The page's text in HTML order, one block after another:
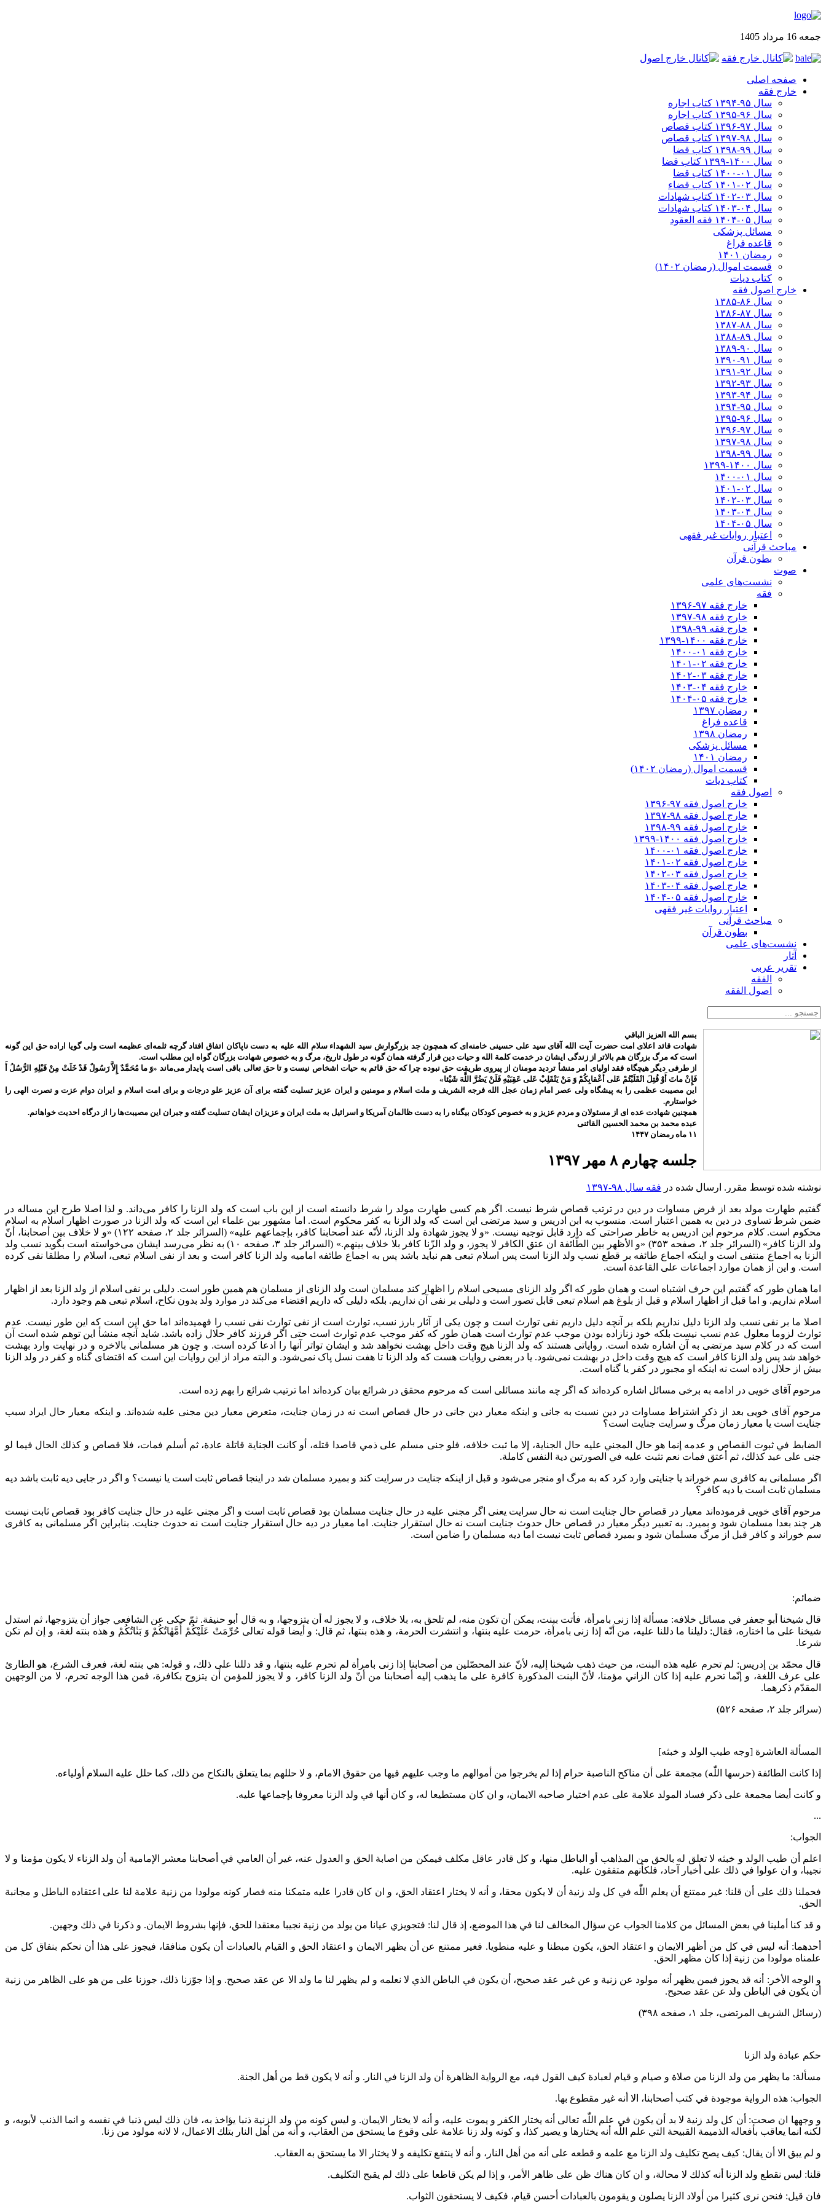
جمعه 16 مرداد 1405
صفحه اصلی
خارج فقه
سال ۹۵-۱۳۹۴ کتاب اجاره
سال ۹۶-۱۳۹۵ کتاب اجاره
سال ۹۷-۱۳۹۶ کتاب قصاص
سال ۹۸-۱۳۹۷ کتاب قصاص
سال ۹۹-۱۳۹۸‍ کتاب قضا
سال ۱۴۰۰-۱۳۹۹ کتاب قضا
سال ۰۱-۱۴۰۰ کتاب قضا
سال ۰۲-۱۴۰۱ کتاب قضاء
سال ۰۳-۱۴۰۲ کتاب شهادات
سال ۰۴-۱۴۰۳ کتاب شهادات
سال ۰۵-۱۴۰۴ فقه العقود
مسائل پزشکی
قاعده فراغ
رمضان ۱۴۰۱
قسمت اموال (رمضان ۱۴۰۲)
کتاب دیات
خارج اصول فقه
سال ۸۶-۱۳۸۵
سال ۸۷-۱۳۸۶
سال ۸۸-۱۳۸۷
سال ۸۹-۱۳۸۸
سال ۹۰-۱۳۸۹
سال ۹۱-۱۳۹۰
سال ۹۲-۱۳۹۱
سال ۹۳-۱۳۹۲
سال ۹۴-۱۳۹۳
سال ۹۵-۱۳۹۴
سال ۹۶-۱۳۹۵
سال ۹۷-۱۳۹۶
سال ۹۸-۱۳۹۷
سال ۹۹-۱۳۹۸‍
سال ۱۴۰۰-۱۳۹۹
سال ۰۱-۱۴۰۰
سال ۰۲-۱۴۰۱
سال ۰۳-۱۴۰۲
سال ۰۴-۱۴۰۳
سال ۰۵-۱۴۰۴
اعتبار روایات غیر فقهی
مباحث قرآنی
بطون قرآن
صوت
نشست‌های علمی
فقه
خارج فقه ۹۷-۱۳۹۶
خارج فقه ۹۸-۱۳۹۷
خارج فقه ۹۹-۱۳۹۸
خارج فقه ۱۴۰۰-۱۳۹۹
خارج فقه ۰۱-۱۴۰۰
خارج فقه ۰۲-۱۴۰۱
خارج فقه ۰۳-۱۴۰۲
خارج فقه ۰۴-۱۴۰۳
خارج فقه ۰۵-۱۴۰۴
رمضان ۱۳۹۷
قاعده فراغ
رمضان ۱۳۹۸
مسائل پزشکی
رمضان ۱۴۰۱
قسمت اموال (رمضان ۱۴۰۲)
کتاب دیات
اصول فقه
خارج اصول فقه ۹۷-۱۳۹۶
خارج اصول فقه ۹۸-۱۳۹۷
خارج اصول فقه ۹۹-۱۳۹۸
خارج اصول فقه ۱۴۰۰-۱۳۹۹
خارج اصول فقه ۰۱-۱۴۰۰
خارج اصول فقه ۰۲-۱۴۰۱
خارج اصول فقه ۰۳-۱۴۰۲
خارج اصول فقه ۰۴-۱۴۰۳
خارج اصول فقه ۰۵-۱۴۰۴
اعتبار روایات غیر فقهی
مباحث قرآنی
بطون قرآن
نشست‌های علمی
آثار
تقریر عربی
الفقه
اصول الفقه
بسم الله العزیز الباقي
شهادت قائد اعلای امت حضرت آیت الله آقای سید علی حسینی خامنه‌ای که همچون جد بزرگوارش سید الشهداء سلام الله علیه به دست ناپاکان اتفاق افتاد گرچه ثلمه‌ای عظیمه است ولی گویا اراده حق این گونه
است که مرگ بزرگان هم بالاتر از زندگی ایشان در خدمت کلمة الله و حیات دین قرار گرفته همان گونه در طول تاریخ، مرگ و به خصوص شهادت بزرگان گواه این مطلب است.
از طرفی دیگر هیچگاه فقد اولیای امر منشأ تردید مومنان از پیروی طریقت حق نبوده چرا که حق قائم به حیات اشخاص نیست و تا حق تعالی باقی است پایدار می‌ماند «وَ ما مُحَمَّدٌ إِلاَّ رَسُولٌ قَدْ خَلَتْ مِنْ قَبْلِهِ الرُّسُلُ أَ
فَإِنْ ماتَ أَوْ قُتِلَ انْقَلَبْتُمْ عَلى‌ أَعْقابِكُمْ وَ مَنْ يَنْقَلِبْ عَلى‌ عَقِبَيْهِ فَلَنْ يَضُرَّ اللَّهَ شَيْئا»
این مصیبت عظمی را به پیشگاه ولی عصر امام زمان عجل الله فرجه الشریف و ملت اسلام و مومنین و ایران عزیز تسلیت گفته برای آن عزیز علو درجات و برای امت اسلام و ایران دوام عزت و نصرت الهی را
خواستارم.
همچنین شهادت عده ای از مسئولان و مردم عزیز و به خصوص کودکان بیگناه را به دست ظالمان آمریکا و اسرائیل به ملت ایران و عزیزان ایشان تسلیت گفته و جبران این مصیبت‌ها را از درگاه احدیت خواهانم.
عبده محمد بن محمد الحسین القائنی
۱۱ ماه رمضان ۱۴۴۷
جلسه چهارم ۸ مهر ۱۳۹۷
نوشته شده توسط مقرر. ارسال شده در فقه سال ۹۸-۱۳۹۷
گفتیم طهارت مولد بعد از فرض مساوات در دین در ترتب قصاص شرط نیست. اگر هم کسی طهارت مولد را شرط دانسته است از این باب است که ولد الزنا را کافر می‌داند. و لذا اصلا طرح این مساله در
ضمن شرط تساوی در دین به همین اعتبار است. منسوب به ابن ادریس و سید مرتضی این است که ولد الزنا به کفر محکوم است. اما مشهور بین علماء این است که ولد الزنا در صورت اظهار اسلام به اسلام
محکوم است. کلام مرحوم ابن ادریس به خاطر صراحتی که دارد قابل توجیه نیست. «و لا يجوز شهادة ولد الزنا، لأنّه عند أصحابنا كافر، بإجماعهم عليه» (السرائر جلد ۲، صفحه ۱۲۲) «و لا خلاف بين أصحابنا، أنّ
ولد الزنا كافر» (السرائر جلد ۲، صفحه ۳۵۳) «و الأظهر بين الطّائفة ان عتق الكافر لا يجوز، و ولد الزّنا كافر بلا خلاف بينهم.» (السرائر جلد ۳، صفحه ۱۰) به نظر می‌رسد ایشان می‌خواسته است بگوید نسب ولد
الزنا به اجماع منتفی است و اینکه اجماع طائفه بر قطع نسب ولد الزنا است پس اسلام تبعی هم نباید باشد پس به اجماع طائفه امامیه ولد الزنا کافر است و بعد از نفی اسلام تبعی، اسلام را مطلقا نفی کرده
است. و این از همان موارد اجماعات علی القاعدة است.
اما همان طور که گفتیم این حرف اشتباه است و همان طور که اگر ولد الزنای مسیحی اسلام را اظهار کند مسلمان است ولد الزنای از مسلمان هم همین طور است. دلیلی بر نفی اسلام از ولد الزنا بعد از اظهار
اسلام نداریم. و اما قبل از اظهار اسلام و قبل از بلوغ هم اسلام تبعی قابل تصور است و دلیلی بر نفی آن نداریم. بلکه دلیلی که داریم اقتضاء می‌کند در موارد ولد بدون نکاح، اسلام تبعی هم وجود دارد.
اصلا ما بر نفی نسب ولد الزنا دلیل نداریم بلکه بر آنچه دلیل داریم نفی توارث است و چون یکی از آثار بارز نسب، توارث است از نفی توارث نفی نسب را فهمیده‌اند اما حق این است که این طور نیست. عدم
توارث لزوما معلول عدم نسب نیست بلکه خود زنازاده بودن موجب عدم توارث است همان طور که کفر موجب عدم توارث است حتی اگر فرزند کافر حلال زاده باشد. شاید آنچه منشأ این توهم شده است آن
است که در کلام سید مرتضی به آن اشاره شده است. روایاتی هستند که ولد الزنا هیچ وقت داخل بهشت نخواهد شد و ایشان تواتر آنها را ادعا کرده است. و چون هر مسلمانی بالاخره و در نهایت وارد بهشت
خواهد شد پس ولد الزنا کافر است که هیچ وقت داخل در بهشت نمی‌شود. یا در بعضی روایات هست که ولد الزنا تا هفت نسل پاک نمی‌شود. و البته مراد از این روایات این است که اقتضای گناه و کفر در ولد الزنا
بیش از حلال زاده است نه اینکه او مجبور در کفر یا گناه است.
مرحوم آقای خویی در ادامه به برخی مسائل اشاره کرده‌اند که اگر چه مانند مسائلی است که مرحوم محقق در شرائع بیان کرده‌اند اما ترتیب شرائع را بهم زده است.
مرحوم آقای خویی بعد از ذکر اشتراط مساوات در دین نسبت به جانی و اینکه معیار دین جانی در حال قصاص است نه در زمان جنایت، متعرض معیار دین مجنی علیه شده‌اند. و اینکه معیار حال ایراد سبب
جنایت است یا معیار زمان مرگ و سرایت جنایت است؟
الضابط في ثبوت القصاص و عدمه إنما هو حال المجني عليه حال الجناية، إلا ما ثبت خلافه، فلو جنى مسلم على ذمي قاصدا قتله، أو كانت الجناية قاتلة عادة، ثم أسلم فمات، فلا قصاص و كذلك الحال فيما لو
جنى على عبد كذلك، ثم أعتق فمات نعم تثبت عليه في الصورتين دية النفس كاملة.
اگر مسلمانی به کافری سم خوراند یا جنایتی وارد کرد که به مرگ او منجر می‌شود و قبل از اینکه جنایت در سرایت کند و بمیرد مسلمان شد در اینجا قصاص ثابت است یا نیست؟ و اگر در جایی دیه ثابت باشد دیه
مسلمان ثابت است یا دیه کافر؟
مرحوم آقای خویی فرموده‌اند معیار در قصاص حال جنایت است نه حال سرایت یعنی اگر مجنی علیه در حال جنایت مسلمان بود قصاص ثابت است و اگر مجنی علیه در حال جنایت کافر بود قصاص ثابت نیست
هر چند بعدا مسلمان شود و بمیرد. به تعبیر دیگر معیار در قصاص حال حدوث جنایت است نه حال استقرار جنایت. اما معیار در دیه حال استقرار جنایت است نه حدوث جنایت. بنابراین اگر مسلمانی به کافری
سم خوراند و کافر قبل از مرگ مسلمان شود و بمیرد قصاص ثابت نیست اما دیه مسلمان را ضامن است.
ضمائم:
قال شيخنا أبو جعفر في مسائل خلافه: مسألة إذا زنى بامرأة، فأتت ببنت، يمكن أن تكون منه، لم تلحق به، بلا خلاف، و لا يجوز له أن يتزوجها، و به قال أبو حنيفة. ثمّ حكى عن الشافعي جواز أن يتزوجها، ثم استدل
شيخنا على ما اختاره، فقال: دليلنا ما دللنا عليه، من أنّه إذا زنى بامرأة، حرمت عليه بنتها، و انتشرت الحرمة، و هذه بنتها، ثم قال: و أيضا قوله تعالى حُرِّمَتْ عَلَيْكُمْ أُمَّهٰاتُكُمْ وَ بَنٰاتُكُمْ و هذه بنته لغة، و إن لم تكن
شرعا.
قال محمّد بن إدريس: لم تحرم عليه هذه البنت، من حيث ذهب شيخنا إليه، لأنّ عند المحصّلين من أصحابنا إذا زنى بامرأة لم تحرم عليه بنتها، و قد دللنا على ذلك، و قوله: هي بنته لغة، فعرف الشرع، هو الطارئ
على عرف اللغة، و إنّما تحرم عليه إذا كان الزاني مؤمنا، لأنّ البنت المذكورة كافرة على ما يذهب إليه أصحابنا من أنّ ولد الزنا كافر، و لا يجوز للمؤمن أن يتزوج بكافرة، فمن هذا الوجه تحرم، لا من الوجهين
المقدّم ذكرهما.
(سرائر جلد ۲، صفحه ۵۲۶)
المسألة العاشرة [وجه طيب الولد و خبثه]
إذا كانت الطائفة (حرسها اللّٰه) مجمعة على أن مناكح الناصبة حرام إذا لم يخرجوا من أموالهم ما وجب عليهم فيها من حقوق الامام، و لا حللهم بما يتعلق بالنكاح من ذلك، كما حلل عليه السلام أولياءه.
و كانت أيضا مجمعة على ذكر فساد المولد علامة على عدم اختيار صاحبه الايمان، و ان كان مستطيعا له، و كان أنها في ولد الزنا معروفا بإجماعها عليه.
...
الجواب:
اعلم أن طيب الولد و خبثه لا تعلق له بالحق من المذاهب أو الباطل منها، و كل قادر عاقل مكلف فيمكن من اصابة الحق و العدول عنه، غير أن العامي في أصحابنا معشر الإمامية أن ولد الزناء لا يكون مؤمنا و لا
نجيبا، و ان عولوا في ذلك على أخبار آحاد، فلكأنهم متفقون عليه.
فحملنا ذلك على أن قلنا: غير ممتنع أن يعلم اللّٰه في كل ولد زنية أن لا يكون محقا، و أنه لا يختار اعتقاد الحق، و ان كان قادرا عليه متمكنا منه فصار كونه مولودا من زنية علامة لنا على اعتقاده الباطل و مجانبة
الحق.
و قد كنا أملينا في بعض المسائل من كلامنا الجواب عن سؤال المخالف لنا في هذا الموضع، إذ قال لنا: فتجويزي عيانا من يولد من زنية نجيبا معتقدا للحق، فإنها بشروط الايمان. و ذكرنا في ذلك وجهين.
أحدهما: أنه ليس في كل من أظهر الايمان و اعتقاد الحق، يكون مبطنا و عليه منطويا. فغير ممتنع عن أن يظهر الايمان و اعتقاد الحق و القيام بالعبادات أن يكون منافقا، فيجوز على هذا أن نحكم بنفاق كل من
علمناه مولودا من زنية إذا كان مظهر الحق.
و الوجه الأخر: أنه قد يجوز فيمن يظهر أنه مولود عن زنية و عن غير عقد صحيح، أن يكون في الباطن الذي لا نعلمه و لم يظهر لنا ما ولد الا عن عقد صحيح. و إذا جوّزنا ذلك، جوزنا على من هو على الظاهر من زنية
أن يكون في الباطن ولد عن عقد صحيح.
(رسائل الشریف المرتضی، جلد ۱، صفحه ۳۹۸)
حكم عبادة ولد الزنا‌
مسألة: ما يظهر من ولد الزنا من صلاة و صيام و قيام لعبادة كيف القول فيه، مع الرواية الظاهرة أن ولد الزنا في النار. و أنه لا يكون قط من أهل الجنة.
الجواب: هذه الرواية موجودة في كتب أصحابنا، الا أنه غير مقطوع بها.
و وجهها ان صحت: أن كل ولد زنية لا بد أن يكون في علم اللّٰه تعالى أنه يختار الكفر و يموت عليه، و أنه لا يختار الايمان. و ليس كونه من ولد الزنية ذنبا يؤاخذ به، فان ذلك ليس ذنبا في نفسه و انما الذنب لأبويه، و
لكنه انما يعاقب بأفعاله الذميمة القبيحة التي علم اللّٰه أنه يختارها و يصير كذا، و كونه ولد زنا علامة على وقوع ما يستحق من العقاب، و أنه من أهل النار بتلك الاعمال، لا لانه مولود من زنا.
و لم يبق الا أن يقال: كيف يصح تكليف ولد الزنا مع علمه و قطعه على أنه من أهل النار، و أنه لا ينتفع تكليفه و لا يختار الا ما يستحق به العقاب.
قلنا: ليس نقطع ولد الزنا أنه كذلك لا محالة، و ان كان هناك ظن على ظاهر الأمر، و إذا لم يكن قاطعا على ذلك لم يقبح التكليف.
فان قيل: فنحن نرى كثيرا من أولاد الزنا يصلون و يقومون بالعبادات أحسن قيام، فكيف لا يستحقون الثواب.